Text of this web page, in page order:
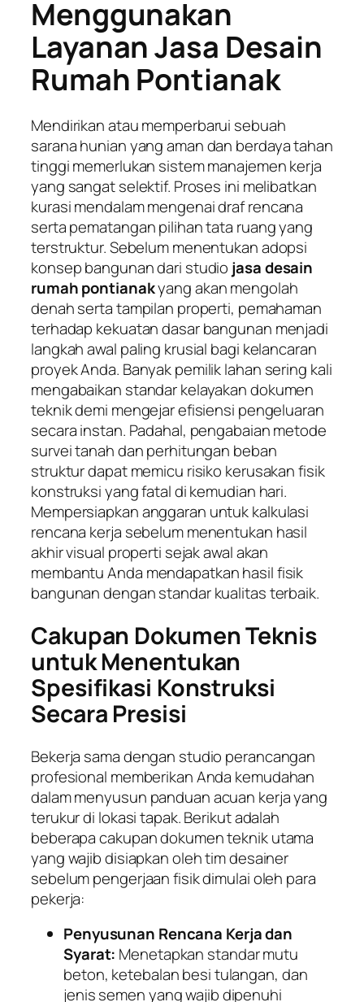
Menggunakan
Layanan Jasa Desain
Rumah Pontianak
Mendirikan atau memperbarui sebuah
sarana hunian yang aman dan berdaya tahan
tinggi memerlukan sistem manajemen kerja
yang sangat selektif. Proses ini melibatkan
kurasi mendalam mengenai draf rencana
serta pematangan pilihan tata ruang yang
terstruktur. Sebelum menentukan adopsi
konsep bangunan dari studio jasa desain
rumah pontianakyang akan mengolah
denah serta tampilan properti, pemahaman
terhadap kekuatan dasar bangunan menjadi
langkah awal paling krusial bagi kelancaran
proyek Anda. Banyak pemilik lahan sering kali
mengabaikan standar kelayakan dokumen
teknik demi mengejar efisiensi pengeluaran
secara instan. Padahal, pengabaian metode
survei tanah dan perhitungan beban
struktur dapat memicu risiko kerusakan fisik
konstruksi yang fatal di kemudian hari.
Mempersiapkan anggaran untuk kalkulasi
rencana kerja sebelum menentukan hasil
akhir visual properti sejak awal akan
membantu Anda mendapatkan hasil fisik
bangunan dengan standar kualitas terbaik.
Cakupan Dokumen Teknis
untuk Menentukan
Spesifikasi Konstruksi
Secara Presisi
Bekerja sama dengan studio perancangan
profesional memberikan Anda kemudahan
dalam menyusun panduan acuan kerja yang
terukur di lokasi tapak. Berikut adalah
beberapa cakupan dokumen teknik utama
yang wajib disiapkan oleh tim desainer
sebelum pengerjaan fisik dimulai oleh para
pekerja:
Penyusunan Rencana Kerja dan
Syarat: Menetapkan standar mutu
beton, ketebalan besi tulangan, dan
jenis semen yang wajib dipenuhi